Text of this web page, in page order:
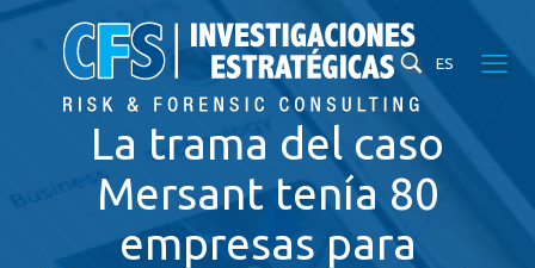
ES
La trama del caso
Mersant tenía 80
empresas para